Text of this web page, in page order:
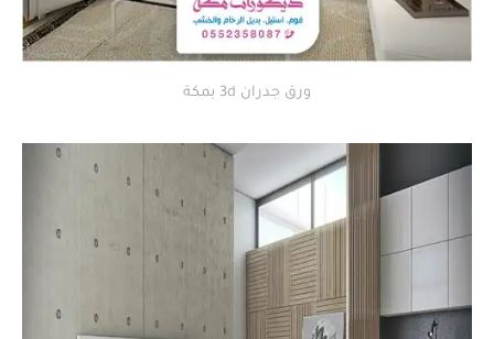
ورق جدران 3d بمكة